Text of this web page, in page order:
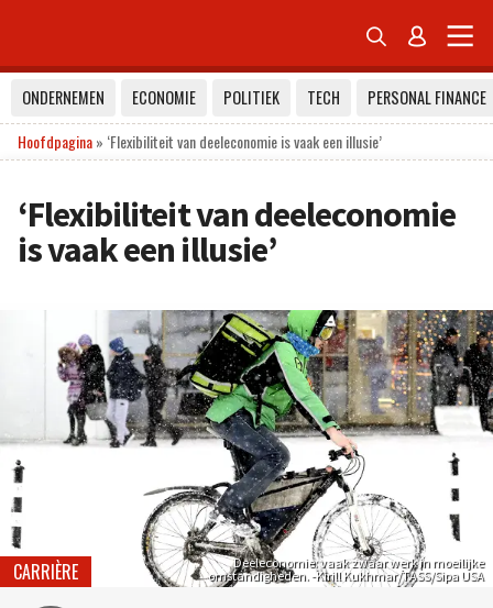
 
ONDERNEMEN ECONOMIE POLITIEK TECH
PERSONAL FINANCE
Hoofdpagina» ‘Flexibiliteit van deeleconomie is vaak een illusie’
‘Flexibiliteit van deeleconomie
is vaak een illusie’
Deeleconomie: vaak zwaar werk in moeilijke
omstandigheden. -Kirill Kukhmar/TASS/Sipa USA
CARRIÈRE